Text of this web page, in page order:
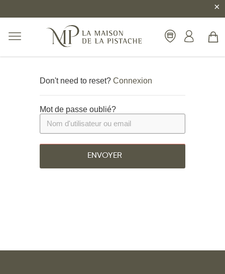
×
Don't need to reset? Connexion
Mot de passe oublié?
ENVOYER